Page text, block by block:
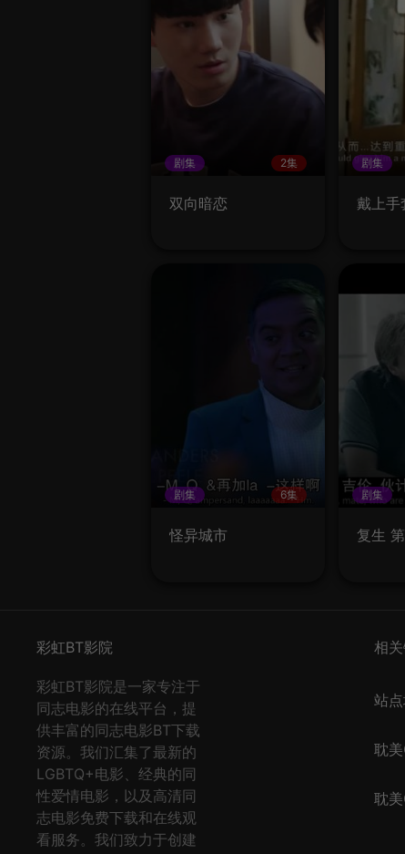
剧集 2集
双向暗恋
剧集
戴上手
剧集 6集
怪异城市
剧集
复生
彩虹BT影院
彩虹BT影院是一家专注于
同志电影的在线平台，提
供丰富的同志电影BT下载
资源。我们汇集了最新的
LGBTQ+电影、经典的同
性爱情电影，以及高清同
志电影免费下载和在线观
看服务。我们致力于创建
相
站
耽
耽